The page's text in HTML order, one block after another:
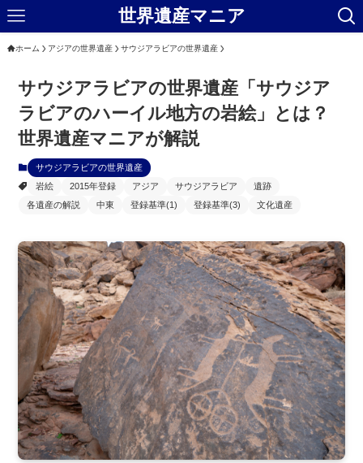
世界遺産マニア
ホーム アジアの世界遺産 サウジアラビアの世界遺産
サウジアラビアの世界遺産「サウジア
ラビアのハーイル地方の岩絵」とは？
世界遺産マニアが解説
サウジアラビアの世界遺産
岩絵
2015年登録 アジア サウジアラビア
遺跡
各遺産の解説
中東 登録基準(1) 登録基準(3) 文化遺産